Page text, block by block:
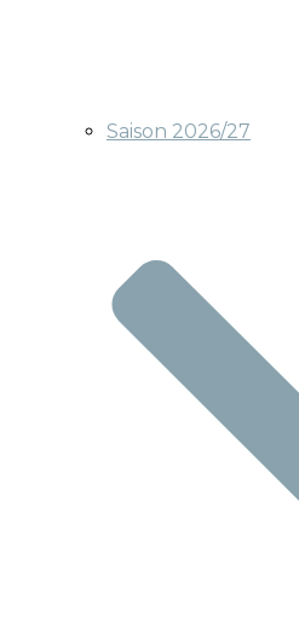
Saison 2026/27